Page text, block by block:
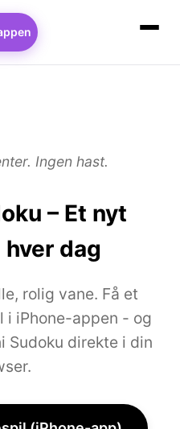
Ingen hast.
– Et nyt
dag
rolig vane. Få et
iPhone-appen - og
direkte i din